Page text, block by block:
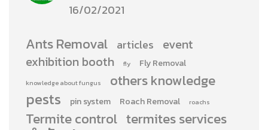
16/02/2021
Ants Removal articles
event
exhibition booth
fly Fly Removal
knowledge about fungus others knowledge
pests pin system Roach Removal roachs
Termite control termites services